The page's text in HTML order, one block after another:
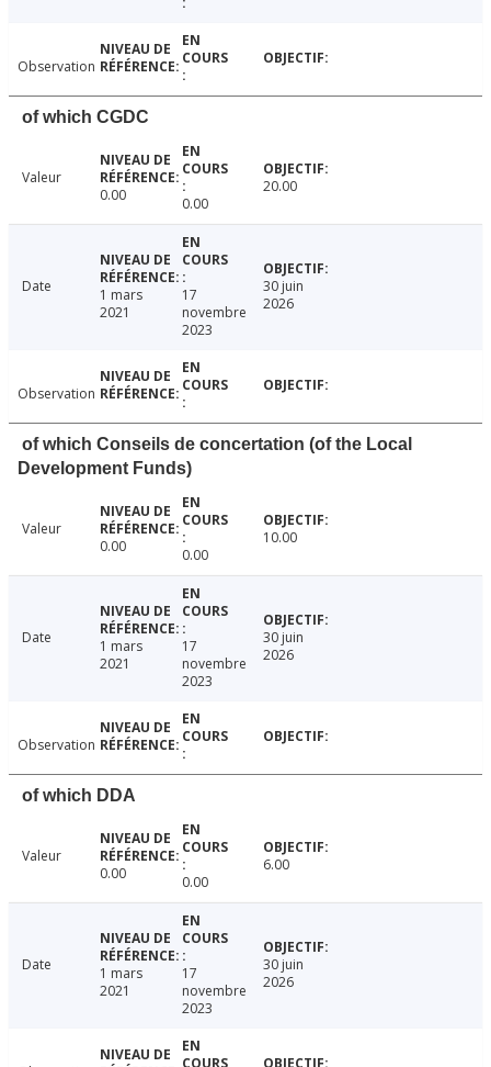
Observation
of which CGDC
Valeur
0.00
0.00
20.00
Date
1 mars
2021
17
novembre
2023
30 juin
2026
Observation
of which Conseils de concertation (of the Local
Development Funds)
Valeur
0.00
0.00
10.00
Date
1 mars
2021
17
novembre
2023
30 juin
2026
Observation
of which DDA
Valeur
0.00
0.00
6.00
Date
1 mars
2021
17
novembre
2023
30 juin
2026